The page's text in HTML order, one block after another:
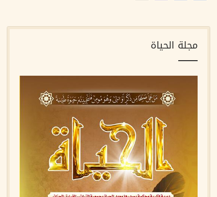
مجلة الحياة